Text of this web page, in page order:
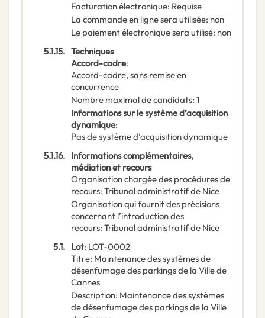
Facturation électronique: Requise
La commande en ligne sera utilisée: non
Le paiement électronique sera utilisé: non
5.1.15. Techniques
Accord-cadre:
Accord-cadre, sans remise en
concurrence
Nombre maximal de candidats: 1
Informations sur le système d’acquisition
dynamique:
Pas de système d’acquisition dynamique
5.1.16. Informations complémentaires,
médiation et recours
Organisation chargée des procédures de
recours: Tribunal administratif de Nice
Organisation qui fournit des précisions
concernant l’introduction des
recours: Tribunal administratif de Nice
5.1. Lot: LOT-0002
Titre: Maintenance des systèmes de
désenfumage des parkings de la Ville de
Cannes
Description: Maintenance des systèmes
de désenfumage des parkings de la Ville